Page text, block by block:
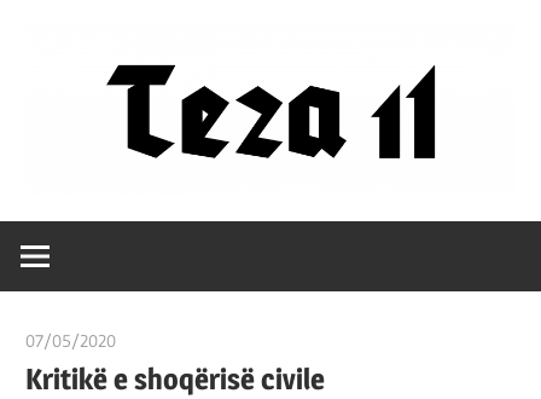
Teza
11
vetëm
shpjeguar
në
07/05/2020
Kritikë e shoqërisë civile